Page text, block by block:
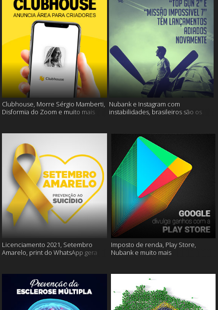
Clubhouse, Morre Sérgio Mamberti,
Disformia do Zoom e muito mais
Nubank e Instagram com
instabilidades, brasileiros são os
Licenciamento 2021, Setembro
Amarelo, print do WhatsApp gera
Imposto de renda, Play Store,
Nubank e muito mais